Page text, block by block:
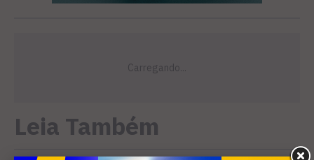
Leia Também